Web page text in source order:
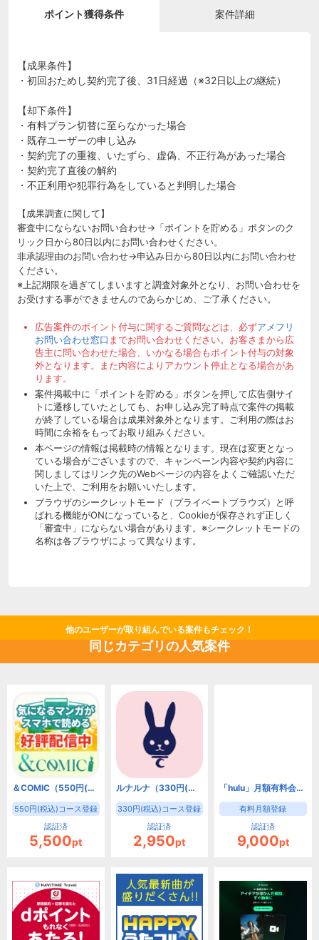
ポイント獲得条件 案件詳細
【成果条件】
・初回おためし契約完了後、31日経過（※32日以上の継続）
【却下条件】
・有料プラン切替に至らなかった場合
・既存ユーザーの申し込み
・契約完了の重複、いたずら、虚偽、不正行為があった場合
・契約完了直後の解約
・不正利用や犯罪行為をしていると判明した場合
【成果調査に関して】
審査中にならないお問い合わせ→「ポイントを貯める」ボタンのク
リック日から80日以内にお問い合わせください。
非承認理由のお問い合わせ→申込み日から80日以内にお問い合わせ
ください。
※上記期限を過ぎてしまいますと調査対象外となり、お問い合わせを
お受けする事ができませんのであらかじめ、ご了承ください。
広告案件のポイント付与に関するご質問などは、必ずアメフリ
お問い合わせ窓口 までお問い合わせください。お客さまから広
告主に問い合わせた場合、いかなる場合もポイント付与の対象
外となります。また内容によりアカウント停止となる場合があ
ります。
案件掲載中に「ポイントを貯める」ボタンを押して広告側サイ
トに遷移していたとしても、お申し込み完了時点で案件の掲載
が終了している場合は成果対象外となります。ご利用の際はお
時間に余裕をもってお取り組みください。
本ページの情報は掲載時の情報となります。現在は変更となっ
ている場合がございますので、キャンペーン内容や契約内容に
関しましてはリンク先のWebページの内容をよくご確認いただ
いた上で、ご利用をお願いいたします。
ブラウザのシークレットモード（プライベートブラウズ）と呼
ばれる機能がONになっていると、Cookieが保存されず正しく
「審査中」にならない場合があります。※シークレットモードの
名称は各ブラウザによって異なります。
他のユーザーが取り組んでいる案件もチェック！
同じカテゴリの人気案件
＆COMIC（550円(税込)コース登録）【iOS・Android】
550円(税込)コース登録
認証済
5,500pt
ルナルナ（330円(税込)コース登録）【iOS・Android】
330円(税込)コース登録
認証済
2,950pt
「hulu」月額有料会員登録(月額1,026円)
有料月額登録
認証済
9,000pt